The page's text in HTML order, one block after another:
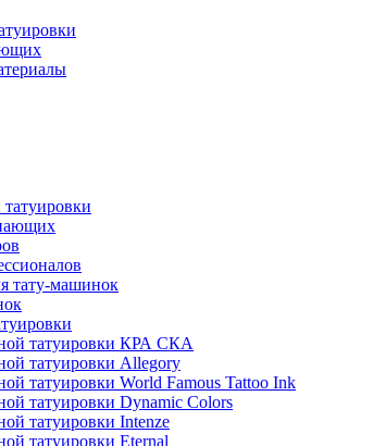
тату-машинок
татуировки КРА СКА
татуировки Allegory
татуировки World Famous Tattoo Ink
татуировки Dynamic Colors
татуировки Intenze
татуировки Eternal